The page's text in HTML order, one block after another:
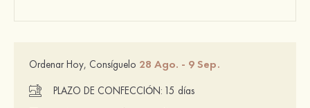
Ordenar Hoy, Consíguelo 28 Ago. - 9 Sep.
PLAZO DE CONFECCIÓN: 15 días